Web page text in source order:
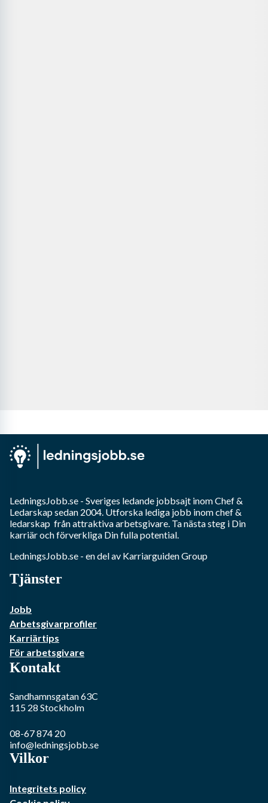
LedningsJobb.se - Sveriges ledande jobbsajt inomChef &
Ledarskapsedan 2004. Utforska lediga jobb inomchef &
ledarskap från attraktiva arbetsgivare. Ta nästa steg i Din
karriär och förverkliga Din fulla potential.
LedningsJobb.se - en del av Karriarguiden Group
Tjänster
Jobb
Arbetsgivarprofiler
Karriärtips
För arbetsgivare
Kontakt
Sandhamnsgatan 63C
115 28 Stockholm
08-67 874 20
info@ledningsjobb.se
Vilkor
Integritets policy